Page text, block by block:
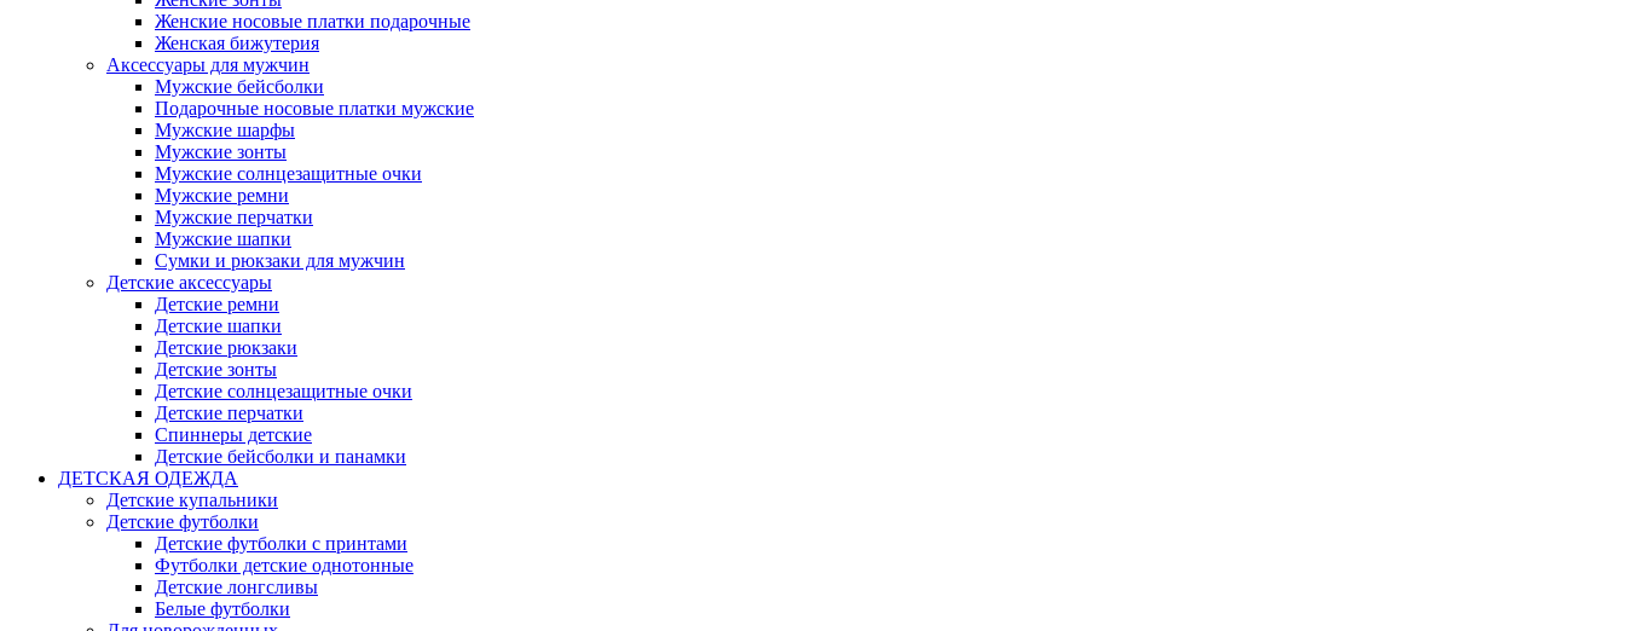
Женские носовые платки подарочные
Женская бижутерия
Аксессуары для мужчин
Мужские бейсболки
Подарочные носовые платки мужские
Мужские шарфы
Мужские зонты
Мужские солнцезащитные очки
Мужские ремни
Мужские перчатки
Мужские шапки
Сумки и рюкзаки для мужчин
Детские аксессуары
Детские ремни
Детские шапки
Детские рюкзаки
Детские зонты
Детские солнцезащитные очки
Детские перчатки
Спиннеры детские
Детские бейсболки и панамки
ДЕТСКАЯ ОДЕЖДА
Детские купальники
Детские футболки
Детские футболки с принтами
Футболки детские однотонные
Детские лонгсливы
Белые футболки